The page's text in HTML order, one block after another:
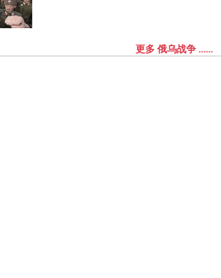
更多 俄乌战争 ......